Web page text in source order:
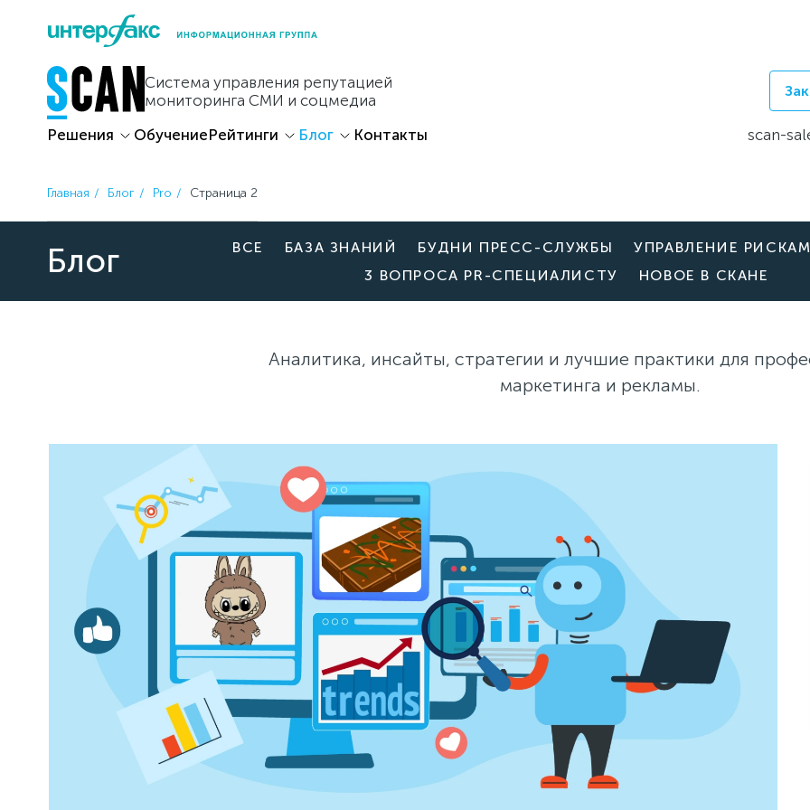
content
Система управления репутацией
мониторинга СМИ и соцмедиа
Решения ОбучениеРейтинги Блог Контакты scan-
Главная Блог Pro Страница 2
Блог ВСЕ БАЗА ЗНАНИЙ БУДНИ ПРЕСС-СЛУЖБЫ
УПРАВЛЕНИЕ
3 ВОПРОСА PR-СПЕЦИАЛИСТУ
НОВОЕ В СКАНЕ
Аналитика, инсайты, стратегии и лучшие практики для
маркетинга и рекламы.